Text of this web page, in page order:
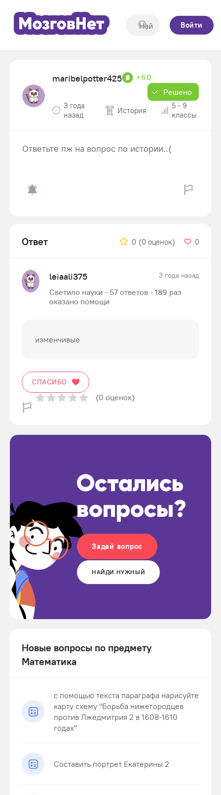
Войти
maribelpotter425
+60
Решено
3 года
назад
История
5 - 9
классы
Ответьте пж на вопрос по истории..(
Ответ 0 (0 оценок) 0
leiaali375 3 года назад
Светило науки - 57 ответов - 189 раз
оказано помощи
изменчивые
СПАСИБО
(0 оценок)
Остались
вопросы?
Задай вопрос
НАЙДИ НУЖНЫЙ
Новые вопросы по предмету
Математика
с помощью текста параграфа нарисуйте
карту схему "Борьба нижегородцев
против Лжедмитрия 2 в 1608-1610
годах"
Составить портрет Екатерины 2